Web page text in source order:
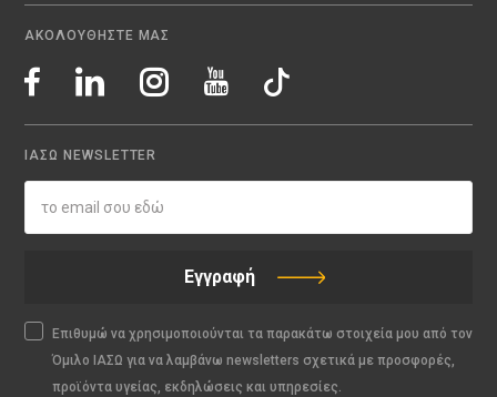
ΑΚΟΛΟΥΘΗΣΤΕ ΜΑΣ
ΙΑΣΩ NEWSLETTER
Εγγραφή
Επιθυμώ να χρησιμοποιούνται τα παρακάτω στοιχεία μου από τον
Όμιλο ΙΑΣΩ για να λαμβάνω newsletters σχετικά με προσφορές,
προϊόντα υγείας, εκδηλώσεις και υπηρεσίες.